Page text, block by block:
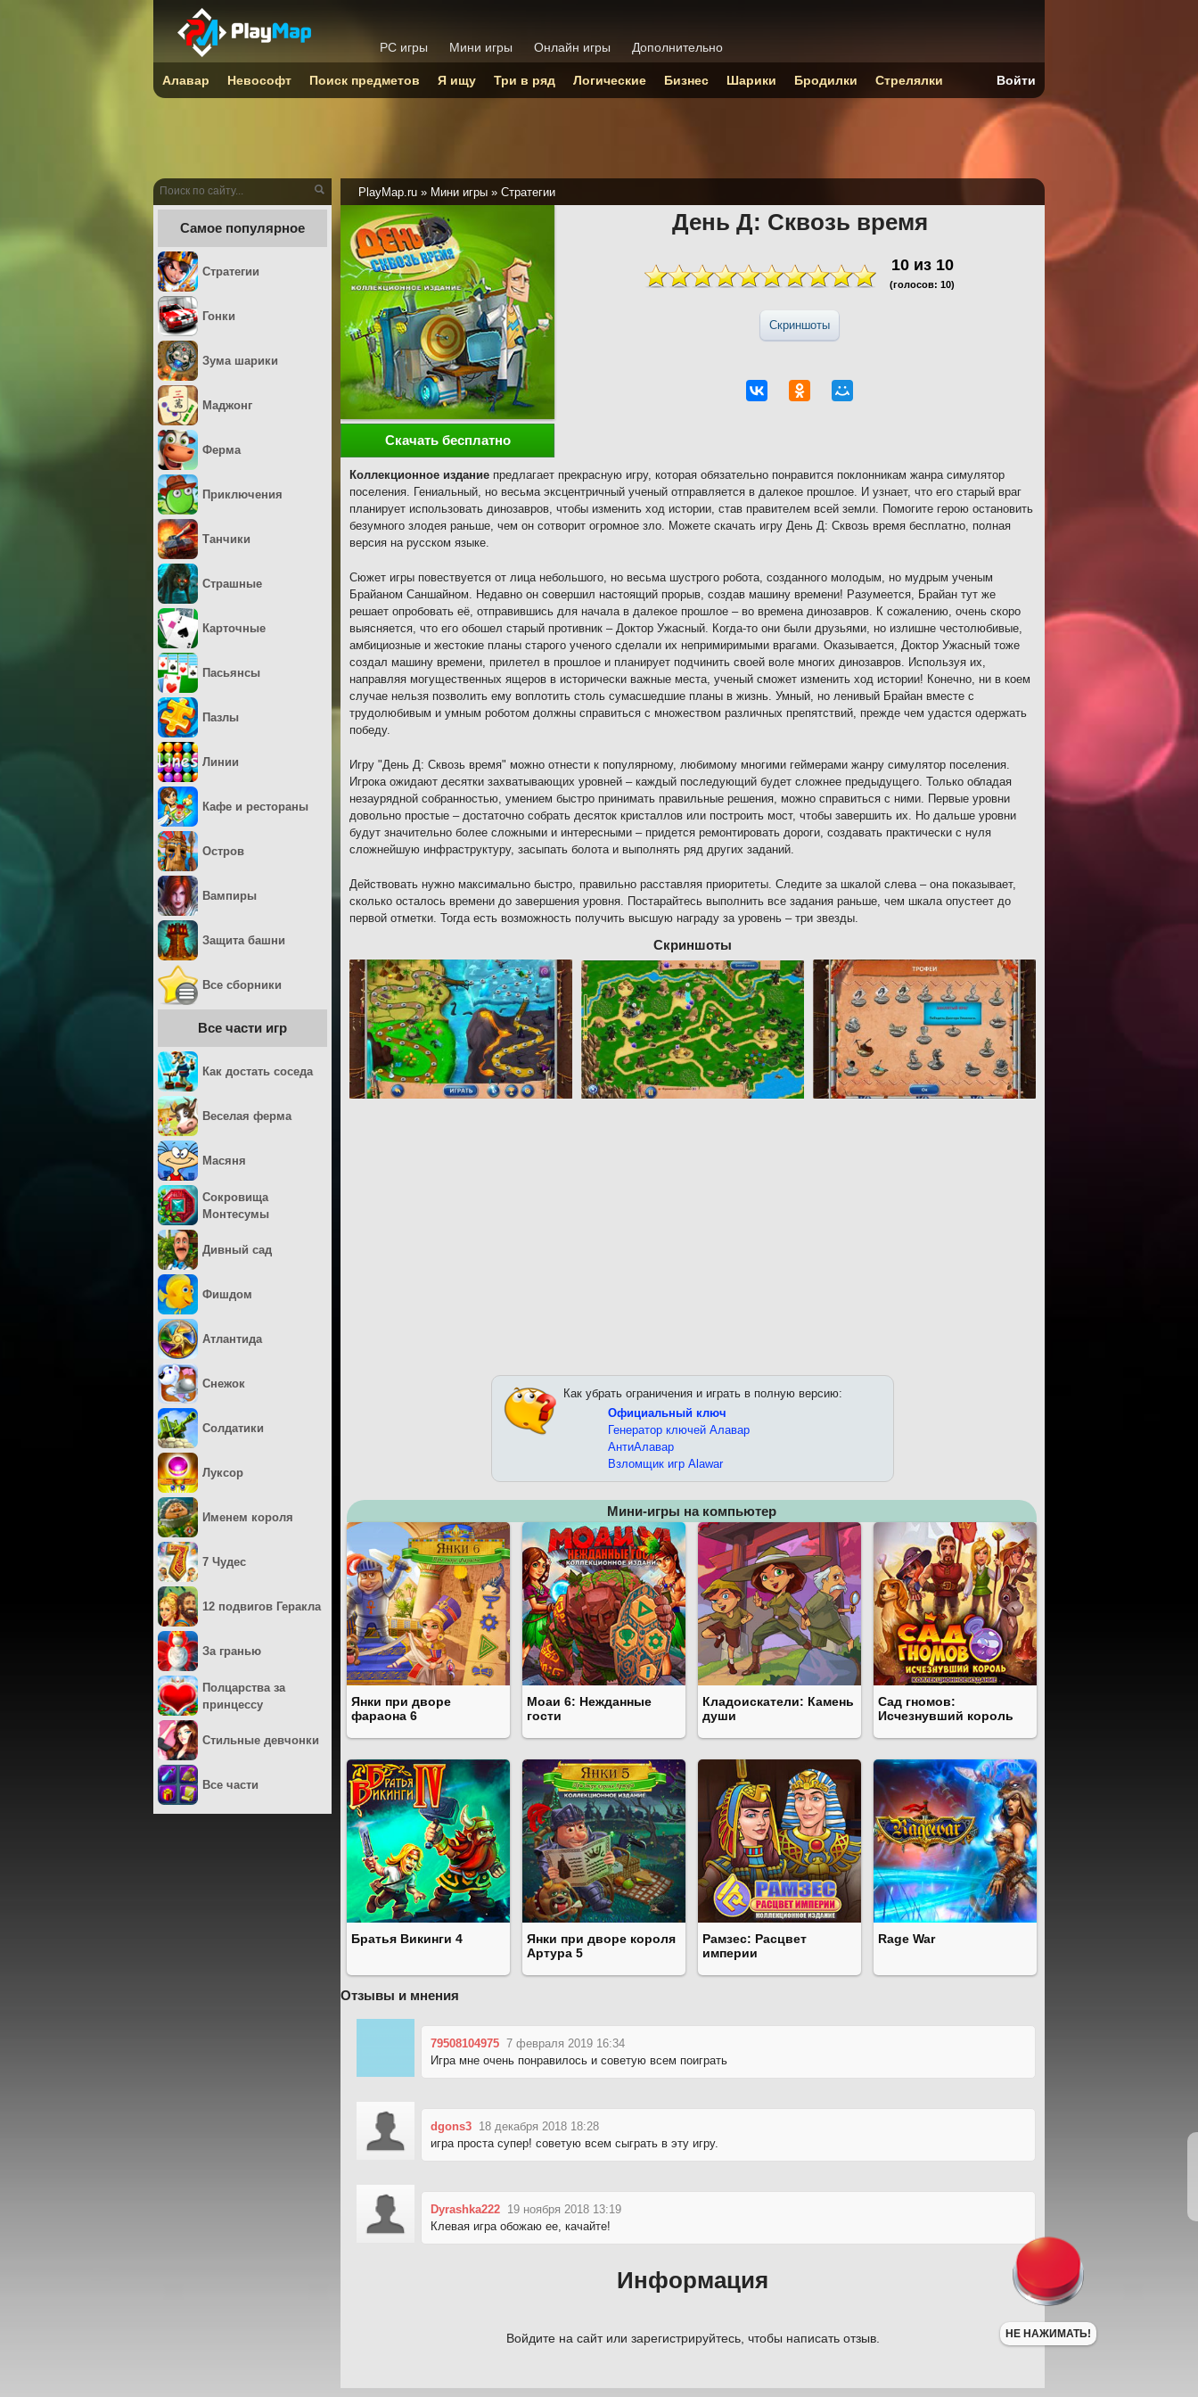
PlayMap.ru » Мини игры » Стратегии
День Д: Сквозь время
10из 10
(голосов: 10)
Скриншоты
Скачать бесплатно
Коллекционное издание предлагает прекрасную игру, которая обязательно понравится поклонникам жанра симулятор
поселения. Гениальный, но весьма эксцентричный ученый отправляется в далекое прошлое. И узнает, что его старый враг
планирует использовать динозавров, чтобы изменить ход истории, став правителем всей земли. Помогите герою остановить
безумного злодея раньше, чем он сотворит огромное зло. Можете скачать игру День Д: Сквозь время бесплатно, полная
версия на русском языке.
Сюжет игры повествуется от лица небольшого, но весьма шустрого робота, созданного молодым, но мудрым ученым
Брайаном Саншайном. Недавно он совершил настоящий прорыв, создав машину времени! Разумеется, Брайан тут же
решает опробовать её, отправившись для начала в далекое прошлое – во времена динозавров. К сожалению, очень скоро
выясняется, что его обошел старый противник – Доктор Ужасный. Когда-то они были друзьями, но излишне честолюбивые,
амбициозные и жестокие планы старого ученого сделали их непримиримыми врагами. Оказывается, Доктор Ужасный тоже
создал машину времени, прилетел в прошлое и планирует подчинить своей воле многих динозавров. Используя их,
направляя могущественных ящеров в исторически важные места, ученый сможет изменить ход истории! Конечно, ни в коем
случае нельзя позволить ему воплотить столь сумасшедшие планы в жизнь. Умный, но ленивый Брайан вместе с
трудолюбивым и умным роботом должны справиться с множеством различных препятствий, прежде чем удастся одержать
победу.
Игру "День Д: Сквозь время" можно отнести к популярному, любимому многими геймерами жанру симулятор поселения.
Игрока ожидают десятки захватывающих уровней – каждый последующий будет сложнее предыдущего. Только обладая
незаурядной собранностью, умением быстро принимать правильные решения, можно справиться с ними. Первые уровни
довольно простые – достаточно собрать десяток кристаллов или построить мост, чтобы завершить их. Но дальше уровни
будут значительно более сложными и интересными – придется ремонтировать дороги, создавать практически с нуля
сложнейшую инфраструктуру, засыпать болота и выполнять ряд других заданий.
Действовать нужно максимально быстро, правильно расставляя приоритеты. Следите за шкалой слева – она показывает,
сколько осталось времени до завершения уровня. Постарайтесь выполнить все задания раньше, чем шкала опустеет до
первой отметки. Тогда есть возможность получить высшую награду за уровень – три звезды.
Скриншоты
Как убрать ограничения и играть в полную версию:
Официальный ключ
Генератор ключей Алавар
АнтиАлавар
Взломщик игр Alawar
Мини-игры на компьютер
Янки при дворе
фараона 6
Моаи 6: Нежданные
гости
Кладоискатели: Камень
души
Сад гномов:
Исчезнувший король
Братья Викинги 4
Янки при дворе короля
Артура 5
Рамзес: Расцвет
империи
Rage War
Отзывы и мнения
79508104975 7 февраля 2019 16:34
Игра мне очень понравилось и советую всем поиграть
dgons3 18 декабря 2018 18:28
игра проста супер! советую всем сыграть в эту игру.
Dyrashka222 19 ноября 2018 13:19
Клевая игра обожаю ее, качайте!
Информация
Войдите на сайт или зарегистрируйтесь, чтобы написать отзыв.
Самое популярное
Стратегии
Гонки
Зума шарики
Маджонг
Ферма
Приключения
Танчики
Страшные
Карточные
Пасьянсы
Пазлы
Линии
Кафе и рестораны
Остров
Вампиры
Защита башни
Все сборники
Все части игр
Как достать соседа
Веселая ферма
Масяня
Сокровища
Монтесумы
Дивный сад
Фишдом
Атлантида
Снежок
Солдатики
Луксор
Именем короля
7 Чудес
12 подвигов Геракла
За гранью
Полцарства за
принцессу
Стильные девчонки
Все части
PC игры Мини игры Онлайн игры Дополнительно
Алавар Невософт Поиск предметов Я ищу Три в ряд Логические Бизнес Шарики Бродилки Стрелялки Войти
НЕ НАЖИМАТЬ!